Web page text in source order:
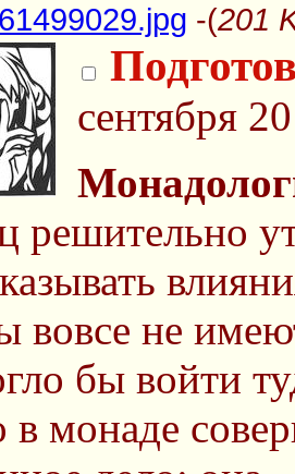
-(201
сентября
решительно
вовсе не
бы войти
в монаде